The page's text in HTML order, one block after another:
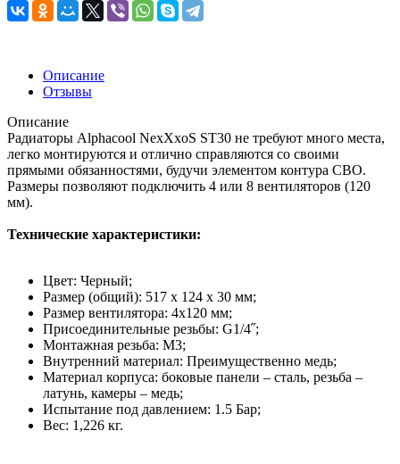
Описание
Отзывы
Описание
Радиаторы Alphacool NexXxoS ST30 не требуют много места,
легко монтируются и отлично справляются со своими
прямыми обязанностями, будучи элементом контура СВО.
Размеры позволяют подключить 4 или 8 вентиляторов (120
мм).
Технические характеристики:
Цвет: Черный;
Размер (общий): 517 х 124 х 30 мм;
Размер вентилятора: 4х120 мм;
Присоединительные резьбы: G1/4˝;
Монтажная резьба: М3;
Внутренний материал: Преимущественно медь;
Материал корпуса: боковые панели – сталь, резьба –
латунь, камеры – медь;
Испытание под давлением: 1.5 Бар;
Вес: 1,226 кг.